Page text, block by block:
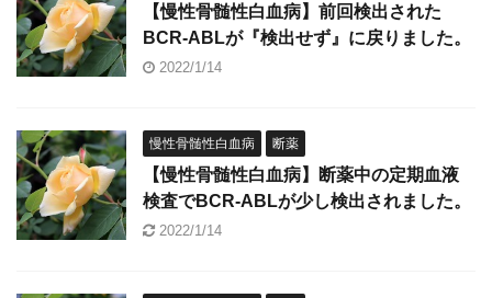
【慢性骨髄性白血病】前回検出された
BCR-ABLが『検出せず』に戻りました。
2022/1/14
慢性骨髄性白血病 断薬
【慢性骨髄性白血病】断薬中の定期血液
検査でBCR-ABLが少し検出されました。
2022/1/14